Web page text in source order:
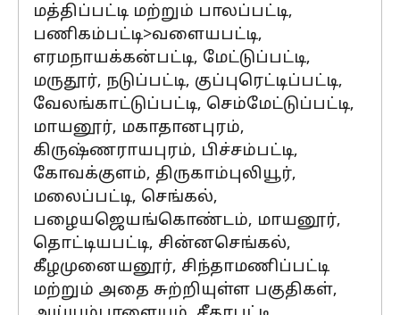
மத்திப்பட்டி மற்றும் பாலப்பட்டி,
பணிகம்பட்டி>வளையபட்டி,
எரமநாயக்கன்பட்டி, மேட்டுப்பட்டி,
மருதூர், நடுப்பட்டி, குப்புரெட்டிப்பட்டி,
வேலங்காட்டுப்பட்டி, செம்மேட்டுப்பட்டி,
மாயனூர், மகாதானபுரம்,
கிருஷ்ணராயபுரம், பிச்சம்பட்டி,
கோவக்குளம், திருகாம்புலியூர்,
மலைப்பட்டி, செங்கல்,
பழையஜெயங்கொண்டம், மாயனூர்,
தொட்டியபட்டி, சின்னசெங்கல்,
கீழமுனையனூர், சிந்தாமணிப்பட்டி
மற்றும் அதை சுற்றியுள்ள பகுதிகள்,